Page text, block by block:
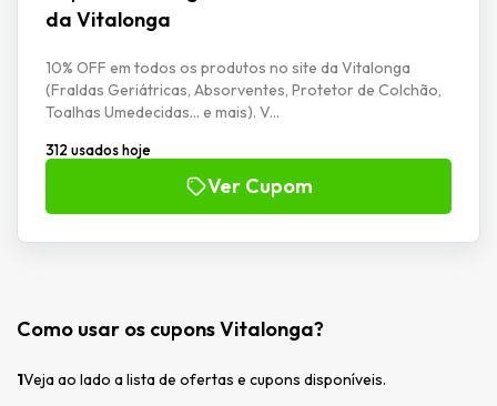
da Vitalonga
10% OFF em todos os produtos no site da Vitalonga
(Fraldas Geriátricas, Absorventes, Protetor de Colchão,
Toalhas Umedecidas... e mais). V...
312 usados hoje
Ver Cupom
Como usar os cupons Vitalonga?
1Veja ao lado a lista de ofertas e cupons disponíveis.